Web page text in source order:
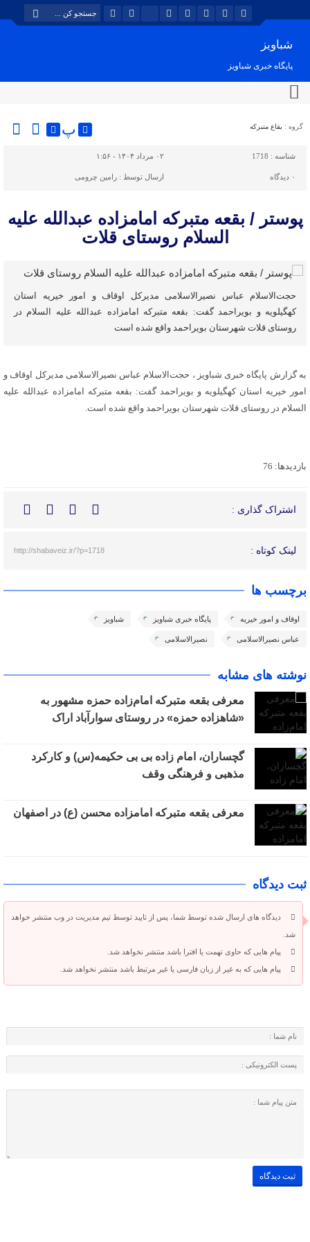
شباویز
پایگاه خبری شباویز
گروه : بقاع متبرکه پ
شناسه : 1718 ۰۲ مرداد ۱۴۰۴ - ۱:۵۶
۰ دیدگاه ارسال توسط :رامین چرومی
پوستر / بقعه متبرکه امامزاده عبدالله علیه
السلام روستای قلات
حجت‌الاسلام عباس نصیرالاسلامی مدیرکل اوقاف و امور خیریه استان
کهگیلویه و بویراحمد گفت: بقعه متبرکه امامزاده عبدالله علیه السلام در
روستای قلات شهرستان بویراحمد واقع شده است
به گزارش پایگاه خبری شباویز ، حجت‌الاسلام عباس نصیرالاسلامی مدیرکل اوقاف و
امور خیریه استان کهگیلویه و بویراحمد گفت: بقعه متبرکه امامزاده عبدالله علیه
السلام در روستای قلات شهرستان بویراحمد واقع شده است.
بازدیدها: 76
اشتراک گذاری :
لینک کوتاه : http://shabaveiz.ir/?p=1718
برچسب ها
اوقاف و امور خیریه پایگاه خبری شباویز شباویز
عباس نصیرالاسلامی نصیرالاسلامی
نوشته های مشابه
معرفی بقعه متبرکه امام‌زاده حمزه مشهور به
«شاهزاده حمزه» در روستای سوارآباد اراک
گچساران، امام زاده بی بی حکیمه(س) و کارکرد
مذهبی و فرهنگی وقف
معرفی بقعه متبرکه امامزاده محسن (ع) در اصفهان
ثبت دیدگاه
دیدگاه های ارسال شده توسط شما، پس از تایید توسط تیم مدیریت در وب منتشر خواهد
شد.
پیام هایی که حاوی تهمت یا افترا باشد منتشر نخواهد شد.
پیام هایی که به غیر از زبان فارسی یا غیر مرتبط باشد منتشر نخواهد شد.